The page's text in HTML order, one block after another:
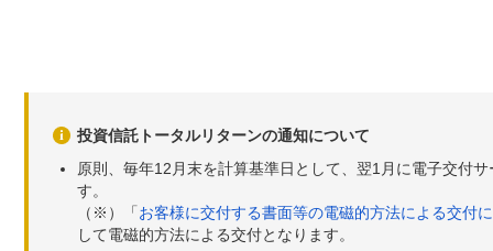
投資信託トータルリターンの通知について
原則、毎年12月末を計算基準日として、翌1月に電子交付
す。
（※）「お客様に交付する書面等の電磁的方法による交付
して電磁的方法による交付となります。